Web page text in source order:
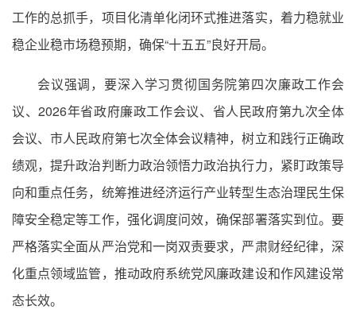
工作的总抓手，项目化清单化闭环式推进落实，着力稳就业
稳企业稳市场稳预期，确保“十五五”良好开局。
会议强调，要深入学习贯彻国务院第四次廉政工作会
议、2026年省政府廉政工作会议、省人民政府第九次全体
会议、市人民政府第七次全体会议精神，树立和践行正确政
绩观，提升政治判断力政治领悟力政治执行力，紧盯政策导
向和重点任务，统筹推进经济运行产业转型生态治理民生保
障安全稳定等工作，强化调度问效，确保部署落实到位。要
严格落实全面从严治党和一岗双责要求，严肃财经纪律，深
化重点领域监管，推动政府系统党风廉政建设和作风建设常
态长效。